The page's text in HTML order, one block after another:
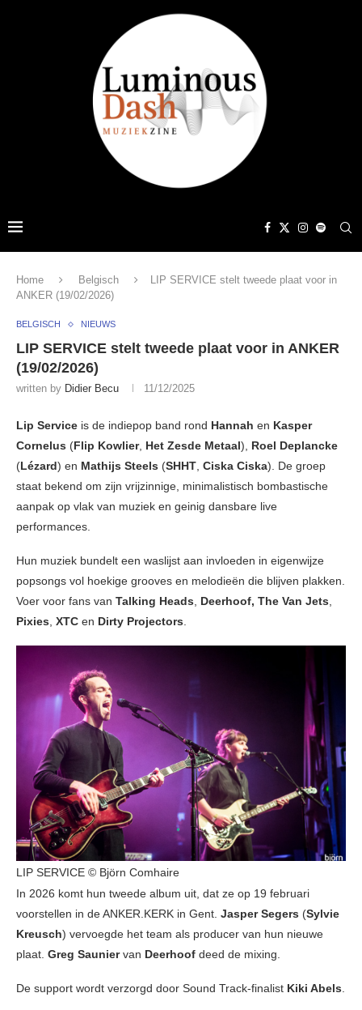
Home Belgisch
LIP SERVICE stelt tweede plaat voor in
ANKER (19/02/2026)
BELGISCH NIEUWS
LIP SERVICE stelt tweede plaat voor in ANKER
(19/02/2026)
written by Didier Becu 11/12/2025
Lip Service is de indiepop band rond Hannah en Kasper
Cornelus (Flip Kowlier, Het Zesde Metaal), Roel Deplancke
(Lézard) en Mathijs Steels (SHHT, Ciska Ciska). De groep
staat bekend om zijn vrijzinnige, minimalistisch bombastische
aanpak op vlak van muziek en geinig dansbare live
performances.
Hun muziek bundelt een waslijst aan invloeden in eigenwijze
popsongs vol hoekige grooves en melodieën die blijven plakken.
Voer voor fans van Talking Heads, Deerhoof, The Van Jets,
Pixies, XTC en Dirty Projectors.
LIP SERVICE © Björn Comhaire
In 2026 komt hun tweede album uit, dat ze op 19 februari
voorstellen in de ANKER.KERK in Gent. Jasper Segers (Sylvie
Kreusch) vervoegde het team als producer van hun nieuwe
plaat. Greg Sauniervan Deerhoof deed de mixing.
De support wordt verzorgd door Sound Track-finalist Kiki Abels